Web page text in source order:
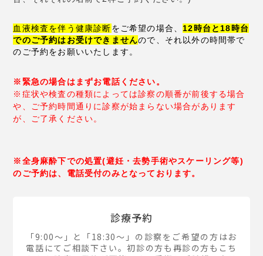
血液検査を伴う健康診断をご希望の場合、 12時台と18時台
でのご予約はお受けできませんので、それ以外の時間帯で
のご予約をお願いいたします。
※緊急の場合はまずお電話ください。
※症状や検査の種類によっては診察の順番が前後する場合
や、ご予約時間通りに診察が始まらない場合があります
が、ご了承ください。
※全身麻酔下での処置(避妊・去勢手術やスケーリング等)
のご予約は、電話受付のみとなっております。
診療予約
「9:00～」と「18:30～」の診察をご希望の方はお
電話にてご相談下さい。初診の方も再診の方もこち